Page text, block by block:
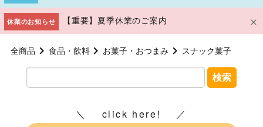
休業のお知らせ 【重要】夏季休業のご案内
全商品 食品・飲料 お菓子・おつまみ スナック菓子
検索
click here!